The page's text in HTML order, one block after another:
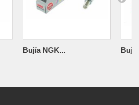
Bujía NGK...